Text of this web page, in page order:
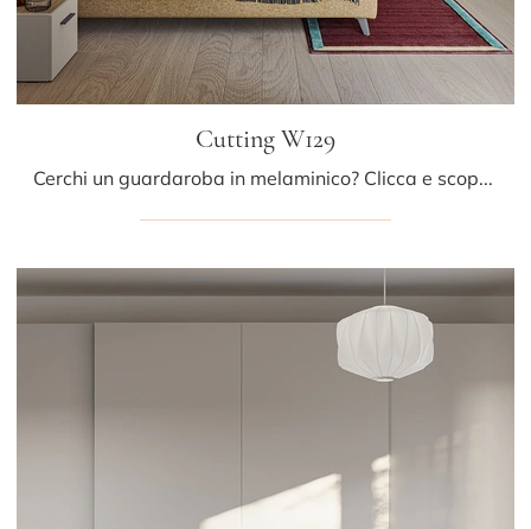
Cutting W129
Cerchi un guardaroba in melaminico? Clicca e scopri armadiature a muro con ante scorrevoli di Colombini Casa.